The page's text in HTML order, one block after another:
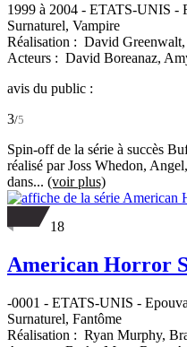
1999 à 2004 - ETATS-UNIS -
Surnaturel, Vampire
Réalisation : David Greenwalt,
Acteurs : David Boreanaz,
avis du public :
3/5
Spin-off de la série à succès
réalisé par Joss Whedon,
dans... (voir plus)
18
American Horror
-0001 - ETATS-UNIS -
Surnaturel, Fantôme
Réalisation : Ryan Murphy,